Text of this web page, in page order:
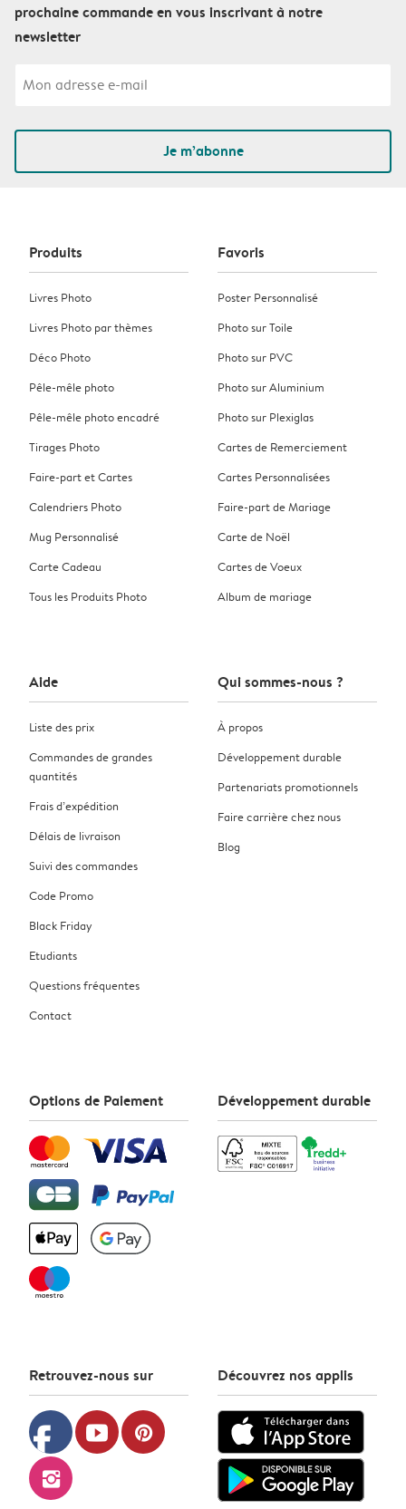
prochaine commande en vous inscrivant à notre
newsletter
Je m’abonne
Produits
Livres Photo
Livres Photo par thèmes
Déco Photo
Pêle-mêle photo
Pêle-mêle photo encadré
Tirages Photo
Faire-part et Cartes
Calendriers Photo
Mug Personnalisé
Carte Cadeau
Tous les Produits Photo
Favoris
Poster Personnalisé
Photo sur Toile
Photo sur PVC
Photo sur Aluminium
Photo sur Plexiglas
Cartes de Remerciement
Cartes Personnalisées
Faire-part de Mariage
Carte de Noël
Cartes de Voeux
Album de mariage
Aide
Liste des prix
Commandes de grandes
quantités
Frais d’expédition
Délais de livraison
Suivi des commandes
Code Promo
Black Friday
Etudiants
Questions fréquentes
Contact
Qui sommes-nous ?
À propos
Développement durable
Partenariats promotionnels
Faire carrière chez nous
Blog
Options de Paiement Développement durable
Retrouvez-nous sur
facebook youtube pinterest
instagram
Découvrez nos applis